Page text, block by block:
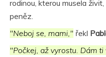
rodinou, kterou musela
peněz.
"Neboj se, mami," řekl
"Počkej, až vyrostu. Dám ti